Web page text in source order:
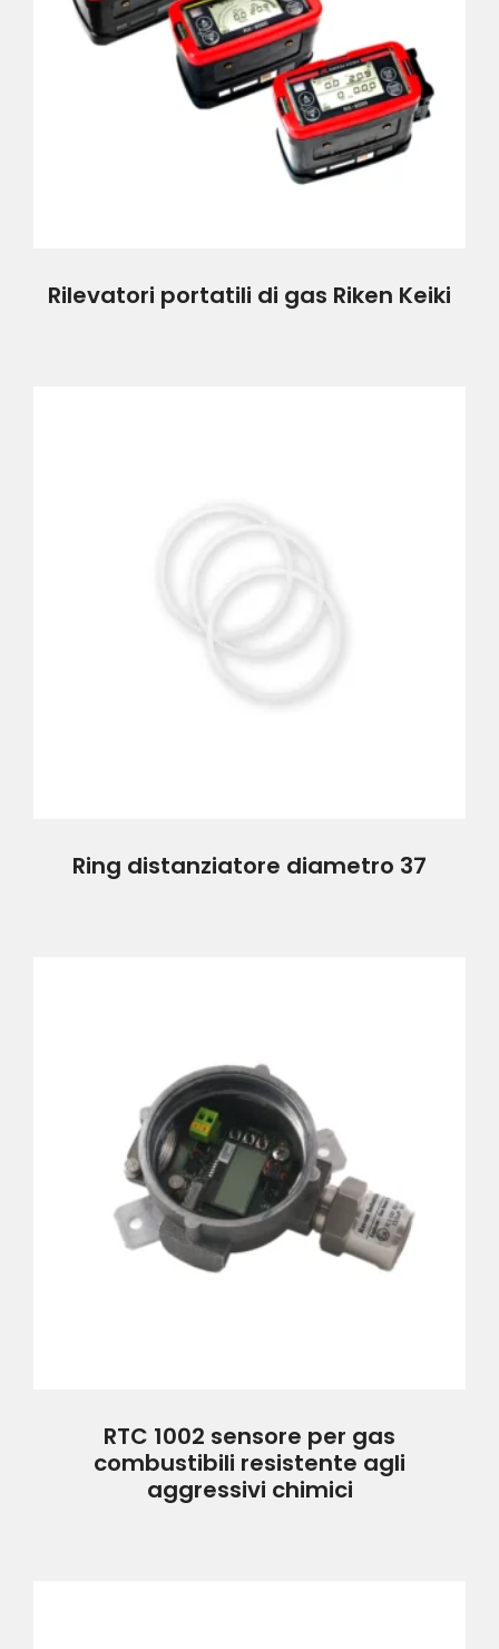
Rilevatori portatili di gas Riken Keiki
Ring distanziatore diametro 37
RTC 1002 sensore per gas
combustibili resistente agli
aggressivi chimici